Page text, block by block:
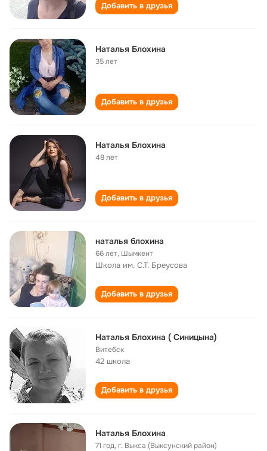
Добавить в друзья
Наталья Блохина
35 лет
Добавить в друзья
Наталья Блохина
48 лет
Добавить в друзья
наталья блохина
66 лет, Шымкент
Школа им. С.Т. Бреусова
Добавить в друзья
Наталья Блохина ( Синицына)
Витебск
42 школа
Добавить в друзья
Наталья Блохина
71 год,г. Выкса (Выксунский район)